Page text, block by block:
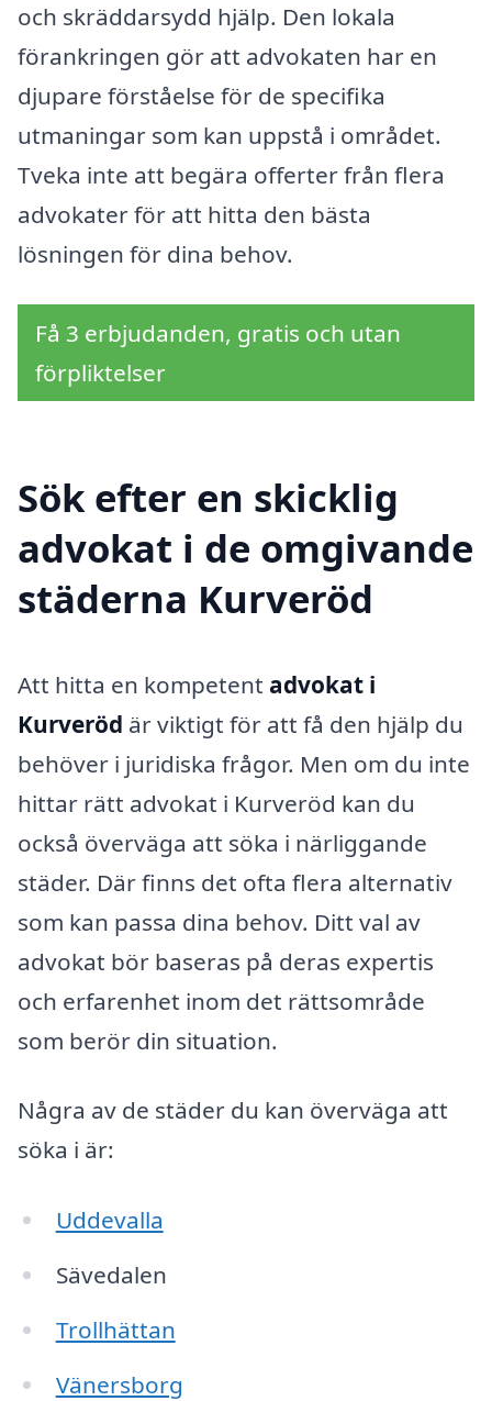
och skräddarsydd hjälp. Den lokala
förankringen gör att advokaten har en
djupare förståelse för de specifika
utmaningar som kan uppstå i området.
Tveka inte att begära offerter från flera
advokater för att hitta den bästa
lösningen för dina behov.
Få 3 erbjudanden, gratis och utan
förpliktelser
Sök efter en skicklig
advokat i de omgivande
städerna Kurveröd
Att hitta en kompetent advokat i
Kurveröd är viktigt för att få den hjälp du
behöver i juridiska frågor. Men om du inte
hittar rätt advokat i Kurveröd kan du
också överväga att söka i närliggande
städer. Där finns det ofta flera alternativ
som kan passa dina behov. Ditt val av
advokat bör baseras på deras expertis
och erfarenhet inom det rättsområde
som berör din situation.
Några av de städer du kan överväga att
söka i är:
Uddevalla
Sävedalen
Trollhättan
Vänersborg